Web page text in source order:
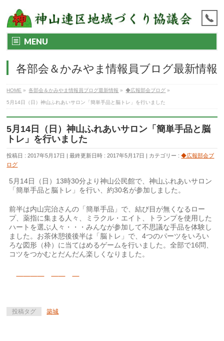
MENU
各部会＆かみやま情報員ブログ最新情報
HOME » 各部会＆かみやま情報員ブログ最新情報 » ◆広報部会ブログ »
5月14日（日）神山ふれあいサロン「簡単手品と脳トレ」を行いました
5月14日（日）神山ふれあいサロン「簡単手品と脳
トレ」を行いました
投稿日 : 2017年5月17日 最終更新日時 : 2017年5月17日 カテゴリー :◆広報部会ブ
ログ
5月14日（日）13時30分より神山公民館で、神山ふれあいサロン
「簡単手品と脳トレ」を行い、約30名が参加しました。
前半は内山完治さんの「簡単手品」で、結び目が無くなるロー
プ、薬指に集まる人々、ミラクル・エイト、トランプを使用した
ハートを選ぶ人々・・・みんなが参加して不思議な手品を体験し
ました。お茶休憩後後半は「脳トレ」で、4つのパーツをいろい
ろな図形（枠）に当てはめるゲームを行いました。全部で16問、
コツをつかむとだんだん楽しくなりました。
投稿タグ 築城